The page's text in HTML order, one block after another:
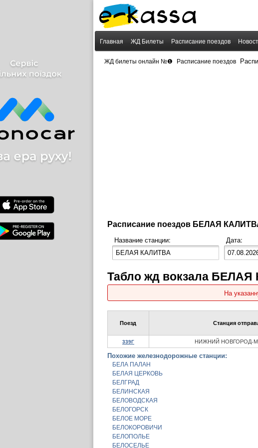
Главная ЖД Билеты Расписание поездов
ЖД билеты онлайн №❶ Расписание поездов
Расписание поездов БЕЛАЯ
Название станции: Дата:
Табло жд вокзала
На
Поезд Станция
339Г НИЖНИЙ НОВГОРОД-
Похожие железнодорожные станции:
БЕЛА ПАЛАН
БЕЛАЯ ЦЕРКОВЬ
БЕЛГРАД
БЕЛИНСКАЯ
БЕЛОВОДСКАЯ
БЕЛОГОРСК
БЕЛОЕ МОРЕ
БЕЛОКОРОВИЧИ
БЕЛОПОЛЬЕ
БЕЛОСЕЛЬЕ